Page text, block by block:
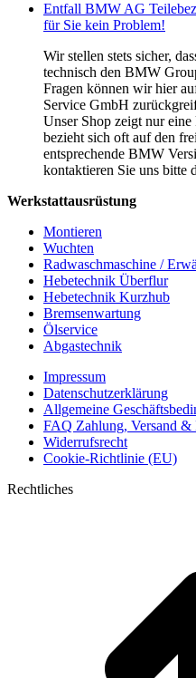
Entfall BMW AG
für Sie kein Problem!
Wir stellen stets sicher,
technisch den BMW
Fragen können wir hier
Service GmbH
Unser Shop zeigt nur
bezieht sich oft auf den
entsprechende BMW
kontaktieren Sie uns bitte
Werkstattausrüstung
Montieren
Wuchten
Radwaschmaschine /
Hebetechnik Überflur
Hebetechnik Kurzhub
Bremsenwartung
Ölservice
Abgastechnik
Impressum
Datenschutzerklärung
Allgemeine
FAQ Zahlung, Versand &
Widerrufsrecht
Cookie-Richtlinie (EU)
Rechtliches